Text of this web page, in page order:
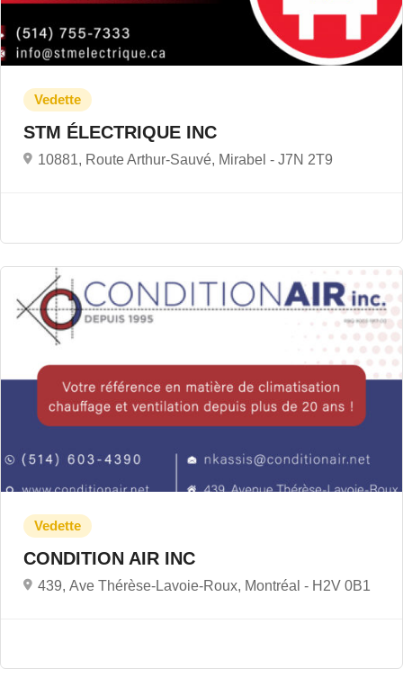
STM ÉLECTRIQUE INC
10881, Route Arthur-Sauvé, Mirabel - J7N 2T9
CONDITION AIR INC
439, Ave Thérèse-Lavoie-Roux, Montréal - H2V 0B1